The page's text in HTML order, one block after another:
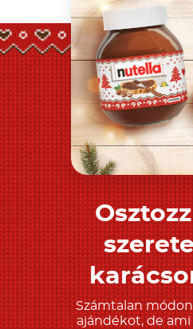
Tudjon
Számtalan
ajándékot, de ami